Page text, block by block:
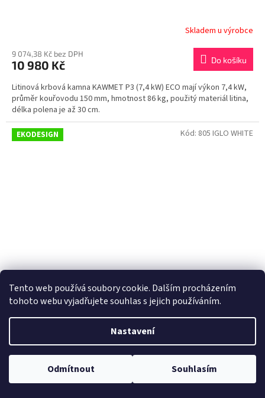
Tento web používá soubory cookie. Dalším procházením
tohoto webu vyjadřujete souhlas s jejich používáním.
Nastavení
Odmítnout Souhlasím
R
M
A
Skladem u výrobce
9 074,38 Kč bez DPH
10 980 Kč Do košíku
Litinová krbová kamna KAWMET P3 (7,4 kW) ECO mají výkon 7,4 kW,
průměr kouřovodu 150 mm, hmotnost 86 kg, použitý materiál litina,
délka polena je až 30 cm.
EKODESIGN
805 IGLO bílá
Momentálně nedostupné
9 173,55 Kč bez DPH
Kód: 805 IGLO WHITE